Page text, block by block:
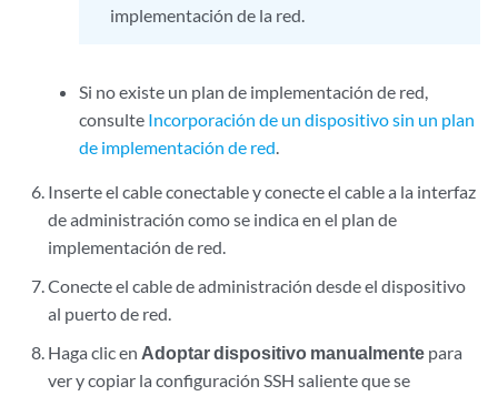
implementación de la red.
Si no existe un plan de implementación de red,
consulte Incorporación de un dispositivo sin un plan
de implementación de red.
Inserte el cable conectable y conecte el cable a la interfaz
de administración como se indica en el plan de
implementación de red.
Conecte el cable de administración desde el dispositivo
al puerto de red.
Haga clic en Adoptar dispositivo manualmente para
ver y copiar la configuración SSH saliente que se